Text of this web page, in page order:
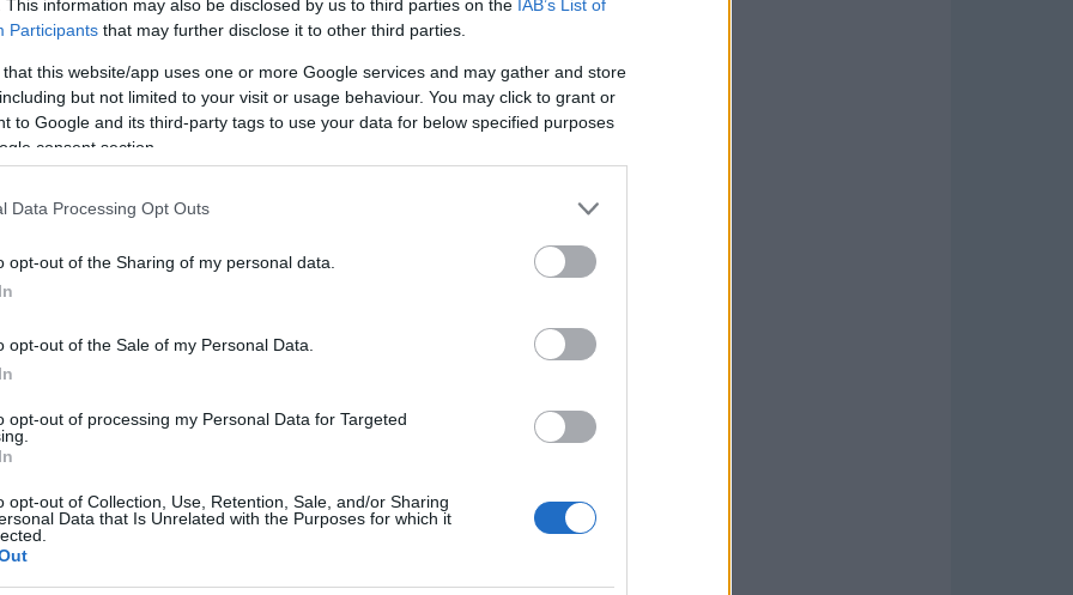
This information may also be disclosed by us to third parties on the IAB’s List of
Participants that may further disclose it to other third parties.
that this website/app uses one or more Google services and may gather and store
but not limited to your visit or usage behaviour. You may click to grant or
to Google and its third-party tags to use your data for below specified purposes
consent section.
Data Processing Opt Outs
opt-out of the Sharing of my personal data.
opt-out of the Sale of my Personal Data.
opt-out of processing my Personal Data for Targeted
opt-out of Collection, Use, Retention, Sale, and/or Sharing
Data that Is Unrelated with the Purposes for which it
ir
de verano. No solo gracias por el hermoso